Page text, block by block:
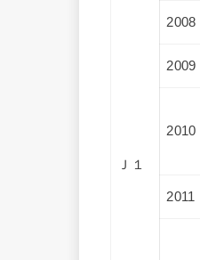
Ｊ１
2008
2009
2010
2011